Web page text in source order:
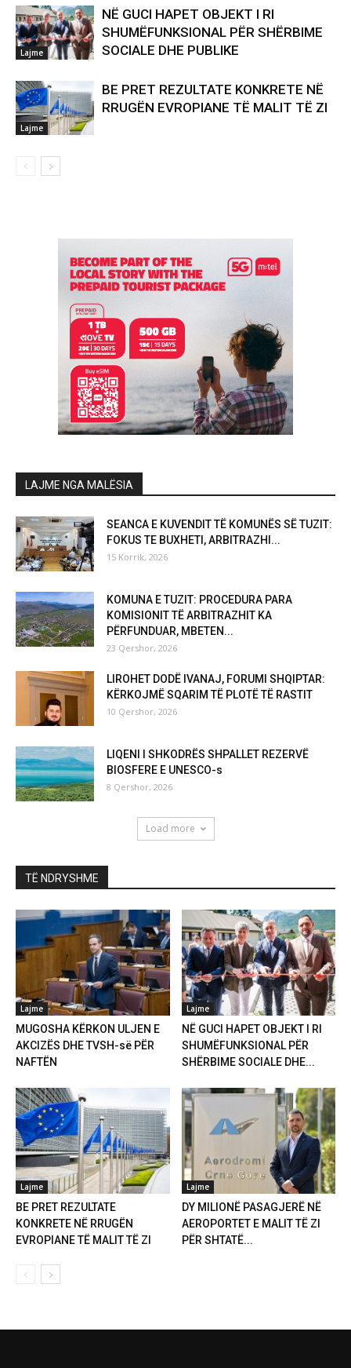
Lajme
NË GUCI HAPET OBJEKT I RI
SHUMËFUNKSIONAL PËR SHËRBIME
SOCIALE DHE PUBLIKE
Lajme
BE PRET REZULTATE KONKRETE NË
RRUGËN EVROPIANE TË MALIT TË ZI
LAJME NGA MALËSIA
SEANCA E KUVENDIT TË KOMUNËS SË TUZIT:
FOKUS TE BUXHETI, ARBITRAZHI...
15 Korrik, 2026
KOMUNA E TUZIT: PROCEDURA PARA
KOMISIONIT TË ARBITRAZHIT KA
PËRFUNDUAR, MBETEN...
23 Qershor, 2026
LIROHET DODË IVANAJ, FORUMI SHQIPTAR:
KËRKOJMË SQARIM TË PLOTË TË RASTIT
10 Qershor, 2026
LIQENI I SHKODRËS SHPALLET REZERVË
BIOSFERE E UNESCO-s
8 Qershor, 2026
Load more
TË NDRYSHME
Lajme
MUGOSHA KËRKON ULJEN E
AKCIZËS DHE TVSH-së PËR
NAFTËN
Lajme
NË GUCI HAPET OBJEKT I RI
SHUMËFUNKSIONAL PËR
SHËRBIME SOCIALE DHE...
Lajme
BE PRET REZULTATE
KONKRETE NË RRUGËN
EVROPIANE TË MALIT TË ZI
Lajme
DY MILIONË PASAGJERË NË
AEROPORTET E MALIT TË ZI
PËR SHTATË...